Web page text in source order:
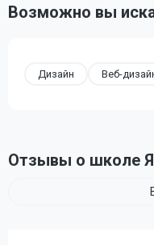
Возможно вы
Дизайн Веб-
Отзывы о школе